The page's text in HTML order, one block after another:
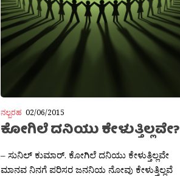
ನಲ್ಬರಹ 02/06/2015
ಕೋಗಿಲೆ ದನಿಯು ಕೇಳುತ್ತಿಲ್ಲವೇ?
– ಸುನಿಲ್ ಕುಮಾರ್. ಕೋಗಿಲೆ ದನಿಯು ಕೇಳುತ್ತಿಲ್ಲವೇ
ಮಾನವ ನಿನಗೆ ಪರಿಸರ ಜನನಿಯ ನೋವು ಕೇಳುತ್ತಿಲ್ಲವೆ